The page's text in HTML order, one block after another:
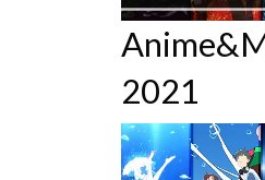
2021